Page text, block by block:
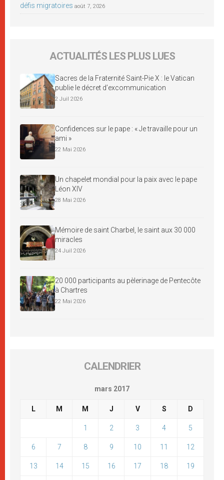
défis migratoires août 7, 2026
ACTUALITÉS LES PLUS LUES
Sacres de la Fraternité Saint-Pie X : le Vatican
publie le décret d’excommunication
2 Juil 2026
Confidences sur le pape : « Je travaille pour un
ami »
22 Mai 2026
Un chapelet mondial pour la paix avec le pape
Léon XIV
28 Mai 2026
Mémoire de saint Charbel, le saint aux 30 000
miracles
24 Juil 2026
20 000 participants au pèlerinage de Pentecôte
à Chartres
22 Mai 2026
CALENDRIER
mars 2017
L M M J V S D
1 2 3 4 5
6 7 8 9 10 11 12
13 14 15 16 17 18 19